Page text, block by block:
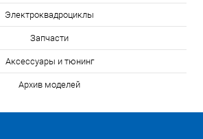
Электроквадроциклы
Запчасти
Аксессуары и тюнинг
Архив моделей